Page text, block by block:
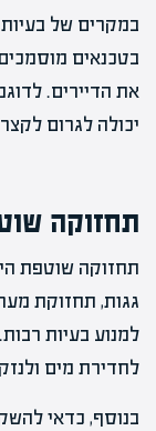
במקרים של
בטכנאים
את הדיירים.
יכולה לגרום
תחזוקה
תחזוקה שוטפת
גגות, תחזוקת
למנוע בעיות
לחדירת מים
בנוסף, כדאי